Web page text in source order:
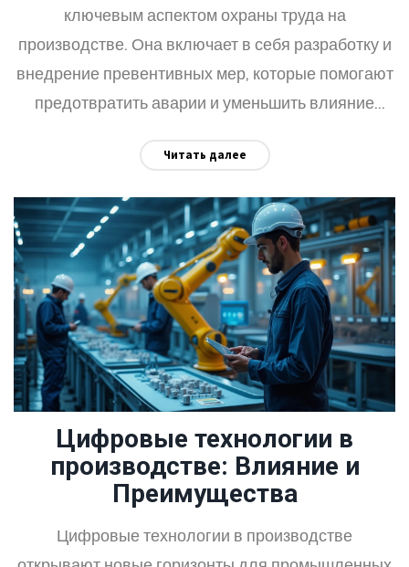
ключевым аспектом охраны труда на
производстве. Она включает в себя разработку и
внедрение превентивных мер, которые помогают
предотвратить аварии и уменьшить влияние
неисправностей. В статье рассматриваются
безопасности и их значение для устойчивого и
безопасного функционирования заводов и
фабрик. Также будет предложено несколько
практических советов по улучшению уровня
безопасности на предприятиях.
Читать далее
Цифровые технологии в
производстве: Влияние и
Преимущества
Цифровые технологии в производстве